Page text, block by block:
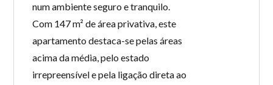
num ambiente seguro e tranquilo.
Com 147 m² de área privativa, este
apartamento destaca-se pelas áreas
acima da média, pelo estado
irrepreensível e pela ligação direta ao